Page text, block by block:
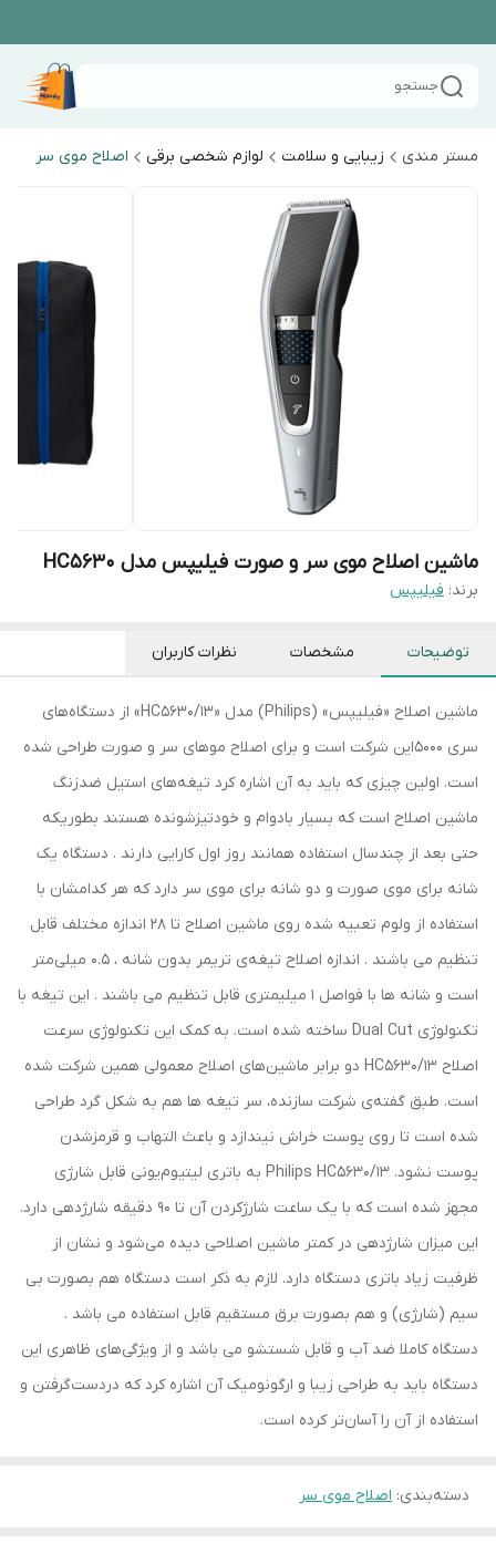
جستجو
مستر مندی زیبایی و سلامت لوازم شخصی برقی اصلاح موی سر
ماشین اصلاح موی سر و صورت فیلیپس مدل HC5630
برند: فیلیپس
توضیحات مشخصات نظرات کاربران
ماشین اصلاح «فیلیپس» (Philips) مدل «HC5630/13» از دستگاه‌های
سری 5000این شرکت است و برای اصلاح موهای سر و صورت طراحی شده
است. اولین چیزی که باید به آن اشاره کرد تیغه‌های استیل ضدزنگ
ماشین اصلاح است که بسیار بادوام و خودتیزشونده هستند بطوریکه
حتی بعد از چندسال استفاده همانند روز اول کارایی دارند . دستگاه یک
شانه برای موی صورت و دو شانه برای موی سر دارد که هر کدامشان با
استفاده از ولوم تعبیه شده روی ماشین اصلاح تا 28 اندازه مختلف قابل
تنظیم می باشند . اندازه اصلاح تیغه‌ی تریمر بدون شانه ، 0.5 میلی‌متر
است و شانه ها با فواصل 1 میلیمتری قابل تنظیم می باشند . این تیغه با
تکنولوژی Dual Cut ساخته شده است. به کمک این تکنولوژی سرعت
اصلاح HC5630/13 دو برابر ماشین‌های اصلاح معمولی همین شرکت شده
است. طبق گفته‌ی شرکت سازنده، سر تیغه ها هم به شکل گرد طراحی
شده است تا روی پوست خراش نیندازد و باعث التهاب و قرمزشدن
پوست نشود. Philips HC5630/13 به باتری لیتیوم‌یونی قابل شارژی
مجهز شده است که با یک ساعت شارژکردن آن تا 90 دقیقه شارژدهی دارد.
این میزان شارژدهی در کمتر ماشین اصلاحی دیده می‌شود و نشان از
ظرفیت زیاد باتری دستگاه دارد. لازم به ذکر است دستگاه هم بصورت بی
سیم (شارژی) و هم بصورت برق مستقیم قابل استفاده می باشد .
دستگاه کاملا ضد آب و قابل شستشو می باشد و از ویژگی‌های ظاهری این
دستگاه باید به طراحی زیبا و ارگونومیک آن اشاره کرد که دردست‌گرفتن و
استفاده از آن را آسان‌تر کرده است.
دسته‌بندی: اصلاح موی سر